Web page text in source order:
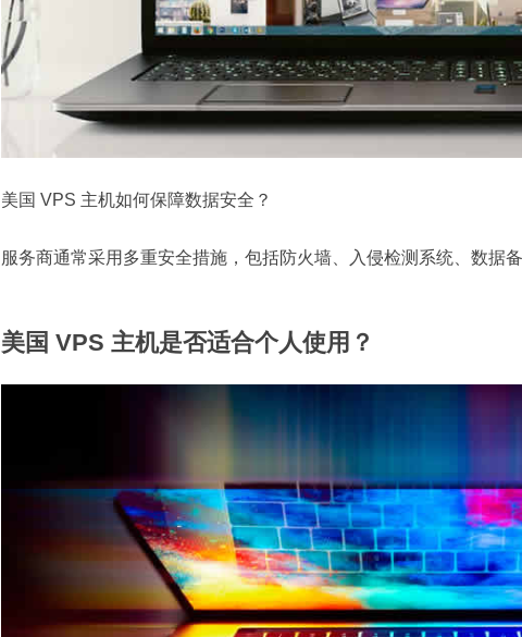
美国 VPS 主机如何保障数据安全？
服务商通常采用多重安全措施，包括防火墙、入侵检测系统、数据
美国 VPS 主机是否适合个人使用？